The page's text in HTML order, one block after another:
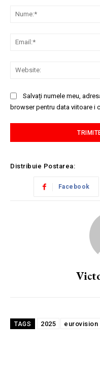
Salvați numele meu,
browser pentru data viitoare i
Distribuie Postarea:
Facebook
TAGS 2025 eurovision